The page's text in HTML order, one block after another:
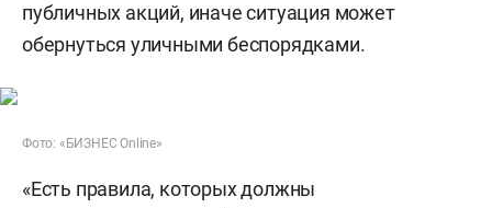
публичных акций, иначе ситуация может
обернуться уличными беспорядками.
Фото: «БИЗНЕС Online»
«Есть правила, которых должны